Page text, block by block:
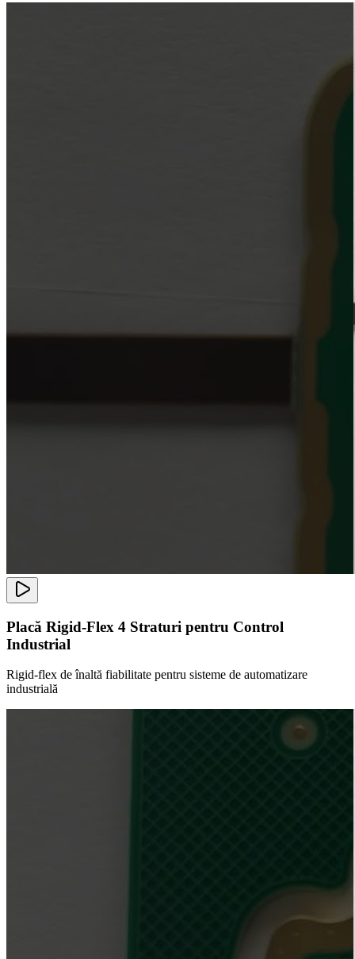
Placă Rigid-Flex 4 Straturi pentru Control
Industrial
Rigid-flex de înaltă fiabilitate pentru sisteme de automatizare
industrială